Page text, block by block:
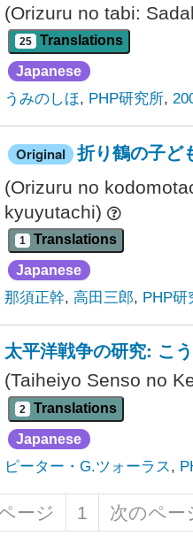
(Orizuru no tabi:
25 Translations
Japanese
うみのしほ, PHP研究所,
Original 折り鶴の子ど
(Orizuru no
kyuyutachi)
1 Translations
Japanese
那須正幹, 高田三郎, PHP研
太平洋戦争の研究: こ
(Taiheiyo Senso no
2 Translations
Japanese
ピーター・G.ツォーラス ,
ージ 1 次のペー